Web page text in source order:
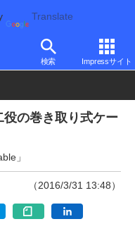
Translate
検索 Impressサイト
その他
の巻き取り式ケー
」
（2016/3/31 13:48）